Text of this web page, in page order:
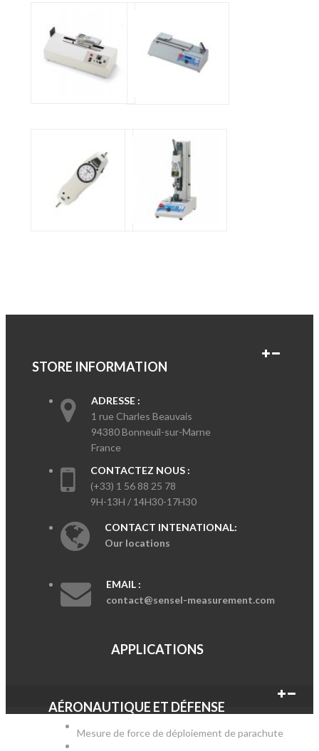
STORE INFORMATION
ADRESSE :
1 rue Charles Beauvais
94380 Bonneuil-sur-Marne
France
CONTACTEZ NOUS :
(+33) 1 56 88 25 78
9H-13H / 14H30-17H30
CONTACT INTENATIONAL:
Our locations
EMAIL :
contact@sensel-measurement.com
APPLICATIONS
AÉRONAUTIQUE ET DÉFENSE
Mesure de force de déploiement de parachute